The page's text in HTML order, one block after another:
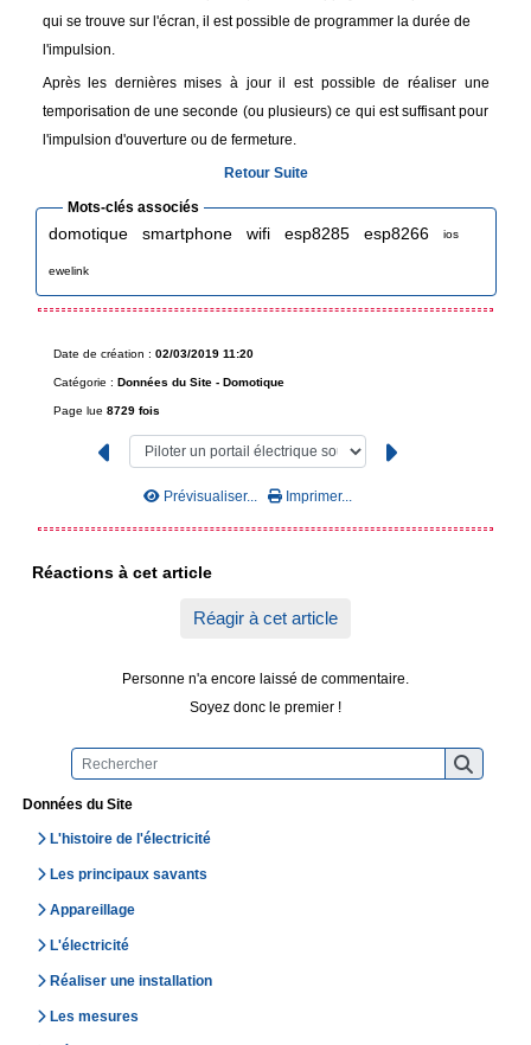
Données du Site
L'histoire de l'électricité
Les principaux savants
Appareillage
L'électricité
Réaliser une installation
Les mesures
qui se trouve sur l'écran, il est possible de programmer la durée de
l'impulsion.
Après les dernières mises à jour il est possible de réaliser une
temporisation de une seconde (ou plusieurs) ce qui est suffisant pour
l'impulsion d'ouverture ou de fermeture.
Retour Suite
Mots-clés associés
domotique smartphone wifi esp8285 esp8266 ios
ewelink
Date de création : 02/03/2019 11:20
Catégorie : Données du Site - Domotique
Page lue 8729 fois
Prévisualiser... Imprimer...
Réactions à cet article
Réagir à cet article
Personne n'a encore laissé de commentaire.
Soyez donc le premier !